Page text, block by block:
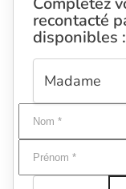
recontacté
disponibles :